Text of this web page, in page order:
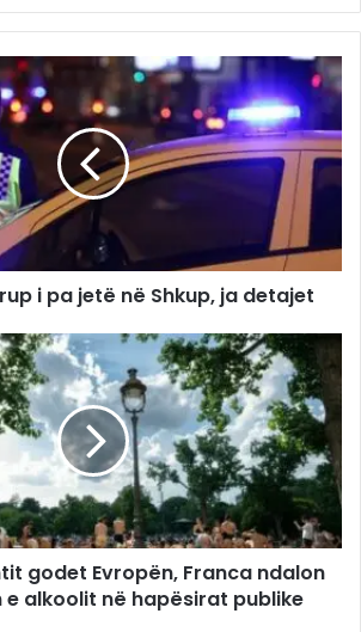
i pa jetë në Shkup, ja detajet
godet Evropën, Franca ndalon
e alkoolit në hapësirat publike